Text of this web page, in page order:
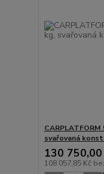
CARPLATFORM
svařovaná
130 750,00
108 057,85 Kč